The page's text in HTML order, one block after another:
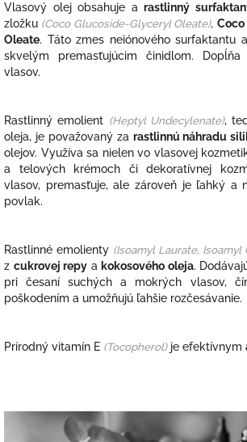
Vlasový olej obsahuje arastlinný
zložku (Coco Glucoside-Glyceryl Oleate),
Oleate. Táto zmes neiónového surfaktantu
skvelým premasťujúcim činidlom.
vlasov.
Rastlinný emolient (Heptyl Undecylenate),
oleja, je považovaný za rastlinnú náhradu
olejov. Využíva sa nielen vo vlasovej
a telových krémoch či dekoratívnej
vlasov, premasťuje, ale zároveň je ľahký a
povlak.
Rastlinné emolienty (Isoamyl Laurate, Isoamyl
z cukrovej repy a kokosového oleja.
pri česaní suchých a mokrých vlasov,
poškodením a umožňujú ľahšie rozčesávanie.
Prírodný vitamín E (Tocopherol)je efektívnym